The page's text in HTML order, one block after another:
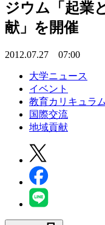
ジウム「起業
献」を開催
2012.07.27 07:00
大学ニュース
イベント
教育カリキュラム
国際交流
地域貢献